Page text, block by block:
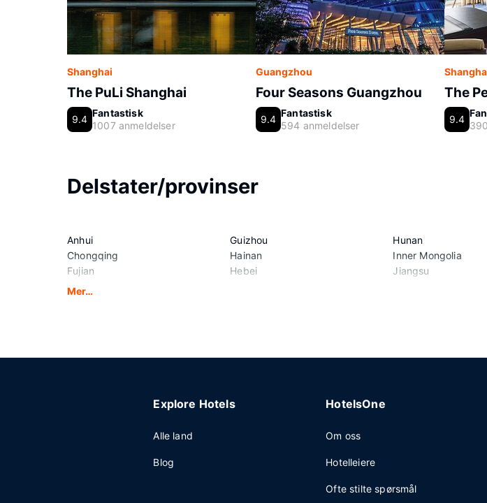
Shanghai
The PuLi Shanghai
9.4
Fantastisk
1007 anmeldelser
Guangzhou
Four Seasons Guangzhou
9.4
Fantastisk
594 anmeldelser
The
9.4
Delstater/provinser
Anhui
Chongqing
Fujian
Gansu
Guizhou
Hainan
Hebei
Hunan
Inner Mongolia
Jiangsu
Mer…
Explore Hotels
Alle land
Blog
HotelsOne
Om oss
Hotelleiere
Ofte stilte spørsmål